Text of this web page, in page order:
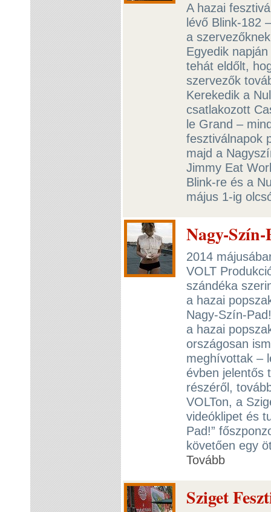
A hazai
lévő Blink-182
a
Egyedik
tehát eldőlt,
szervezők
Kerekedik a
csatlakozott
le Grand –
fesztiválnapok
majd a
Jimmy Eat
Blink-re és a
május 1-ig
Nagy-Szín-
2014
VOLT
szándéka
a hazai
Nagy-Szín-
a hazai
országosan
meghívottak –
évben jelentős
részéről,
VOLTon, a
videóklipet és
Pad!”
követően egy
Tovább
Sziget